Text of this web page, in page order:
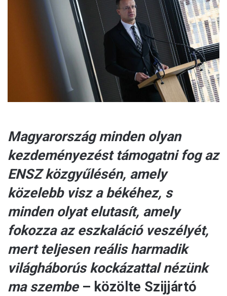
Magyarország minden olyan
kezdeményezést támogatni fog az
ENSZ közgyűlésén, amely
közelebb visz a békéhez, s
minden olyat elutasít, amely
fokozza az eszkaláció veszélyét,
mert teljesen reális harmadik
világháborús kockázattal nézünk
ma szembe– közölte Szijjártó